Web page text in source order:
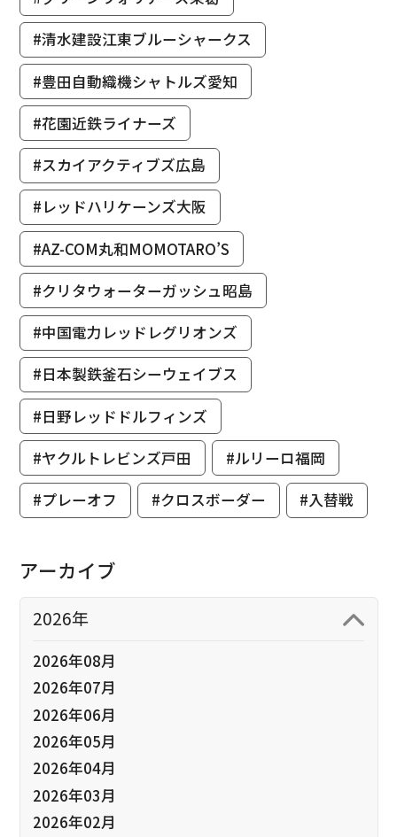
#清水建設江東ブルーシャークス
#豊田自動織機シャトルズ愛知
#花園近鉄ライナーズ
#スカイアクティブズ広島
#レッドハリケーンズ大阪
#AZ-COM丸和MOMOTARO’S
#クリタウォーターガッシュ昭島
#中国電力レッドレグリオンズ
#日本製鉄釜石シーウェイブス
#日野レッドドルフィンズ
#ヤクルトレビンズ戸田
#ルリーロ福岡
#プレーオフ
#クロスボーダー #入替戦
アーカイブ
2026年
2026年08月
2026年07月
2026年06月
2026年05月
2026年04月
2026年03月
2026年02月